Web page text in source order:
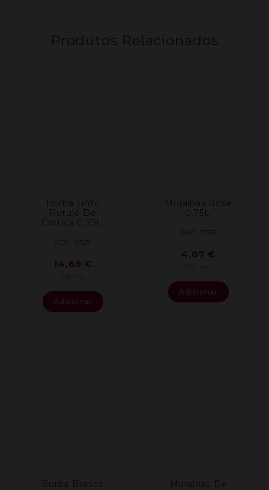
Produtos Relacionados
Borba Tinto
Rotulo De
Cortiça 0,75L.
REF: 0127
14,69 €
Adicionar
Muralhas Rose
0,75L.
REF: 1793
4,07 €
Adicionar
Borba Branco
Muralhas De